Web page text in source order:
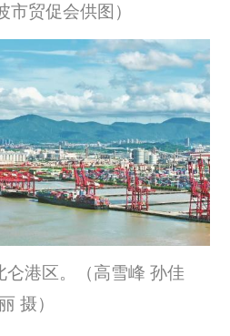
市贸促会供图）
仑港区。（高雪峰 孙佳
摄）